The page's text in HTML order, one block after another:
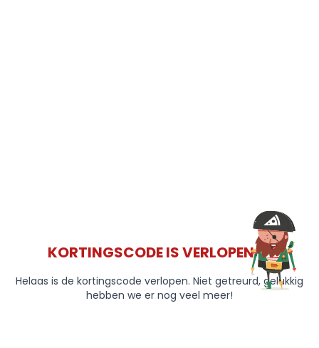
KORTINGSCODE IS VERLOPEN 😞
Helaas is de kortingscode verlopen. Niet getreurd, gelukkig
hebben we er nog veel meer!